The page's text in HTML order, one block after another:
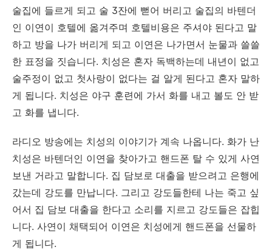
술집에 들르게 되고 술 3잔에 뻗어 버리고 술집의 바텐더
인 이연이 호텔에 옮겨주며 호텔비용은 주셔야 된다고 말
하고 방을 나가 버리게 되고 이연은 나가면서 눈물과 쓸쓸
한 표정을 짓습니다. 치성은 혼자 독백하는데 내년이 없고
술주정이 없고 첫사랑이 없다는 걸 알게 된다고 혼자 말하
게 됩니다. 치성은 야구 훈련에 가서 화를 내고 볼도 안 받
고 화를 냅니다.
라디오 방송에는 치성의 이야기가 계속 나옵니다. 화가 난
치성은 바텐더인 이연을 찾아가고 핸드폰 탈 수 있게 사연
보낸 거라고 말합니다. 집 담보로 대출을 받으려고 은행에
갔는데 강도를 만납니다. 그리고 강도들한테 나는 죽고 싶
어서 집 담보 대출을 한다고 소리를 지르고 강도들은 잡힙
니다. 사연이 채택되어 이연은 치성에게 핸드폰을 선물하
게 됩니다.